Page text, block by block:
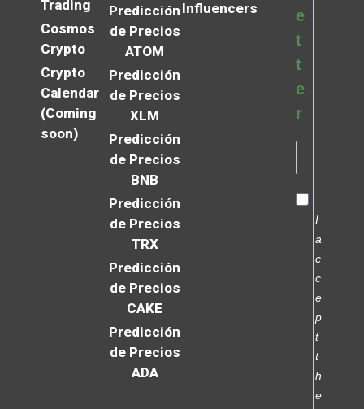
Trading
Cosmos
Crypto
Crypto
Calendar
(Coming
soon)
Predicción
de Precios
ATOM
Predicción
de Precios
XLM
Predicción
de Precios
BNB
Predicción
de Precios
TRX
Predicción
de Precios
CAKE
Predicción
de Precios
ADA
Influencers
e
t
t
e
r
I
a
c
c
e
p
t
t
h
e